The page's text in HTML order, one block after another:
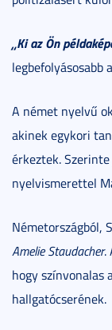
„Ki az Ön
legbefolyásosabb
A német nyelvű
akinek egykori
érkeztek.
nyelvismerettel
Németországból,
Amelie Staudacher.
hogy színvonalas
hallgatócserének.